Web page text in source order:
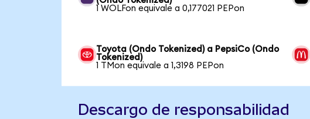
1 WOLFon equivale a 0,177021 PEPon
Toyota (Ondo Tokenized) a PepsiCo (Ondo
Tokenized)
1 TMon equivale a 1,3198 PEPon
Descargo de responsabilidad